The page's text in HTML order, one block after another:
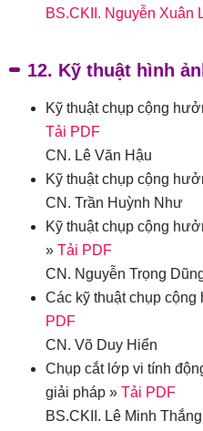
BS.CKII. Nguyễn Xuân
12. Kỹ thuật hình
Kỹ thuật chụp cộng
Tải PDF
CN. Lê Văn Hậu
Kỹ thuật chụp cộng
CN. Trần Huỳnh Như
Kỹ thuật chụp cộng
» Tải PDF
CN. Nguyễn Trọng
Các kỹ thuật chụp
PDF
CN. Võ Duy Hiển
Chụp cắt lớp vi tính
giải pháp » Tải PDF
BS.CKII. Lê Minh Thắng